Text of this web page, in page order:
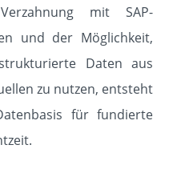
mit SAP-
und der Möglichkeit,
Daten aus
zu nutzen, entsteht
für fundierte